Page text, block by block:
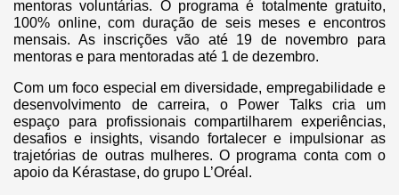
mentoras voluntárias. O programa é totalmente gratuito,
100% online, com duração de seis meses e encontros
mensais. As inscrições vão até 19 de novembro para
mentoras e para mentoradas até 1 de dezembro.
Com um foco especial em diversidade, empregabilidade e
desenvolvimento de carreira, o Power Talks cria um
espaço para profissionais compartilharem experiências,
desafios e insights, visando fortalecer e impulsionar as
trajetórias de outras mulheres. O programa conta com o
apoio da Kérastase, do grupo L’Oréal.